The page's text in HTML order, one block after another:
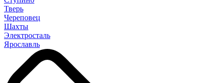
Тверь
Череповец
Шахты
Электросталь
Ярославль